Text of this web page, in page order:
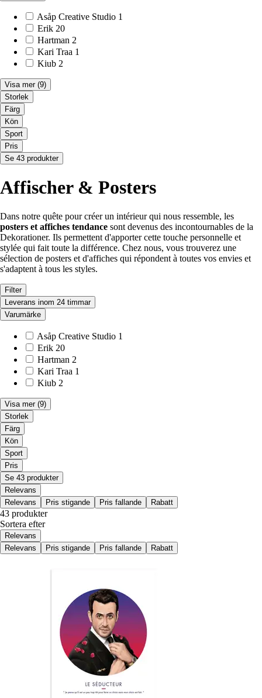
Asåp Creative Studio 1
Erik 20
Hartman 2
Kari Traa 1
Kiub 2
Visa mer (9)
Storlek
Färg
Kön
Sport
Pris
Se 43 produkter
Affischer & Posters
Dans notre quête pour créer un intérieur qui nous ressemble, les
posters et affiches tendance sont devenus des incontournables de la
Dekorationer. Ils permettent d'apporter cette touche personnelle et
stylée qui fait toute la différence. Chez nous, vous trouverez une
sélection de posters et d'affiches qui répondent à toutes vos envies et
s'adaptent à tous les styles.
Filter
Leverans inom 24 timmar
Varumärke
Asåp Creative Studio 1
Erik 20
Hartman 2
Kari Traa 1
Kiub 2
Visa mer (9)
Storlek
Färg
Kön
Sport
Pris
Se 43 produkter
Relevans
Relevans
Pris stigande Pris fallande Rabatt
43 produkter
Sortera efter
Relevans
Relevans
Pris stigande Pris fallande Rabatt